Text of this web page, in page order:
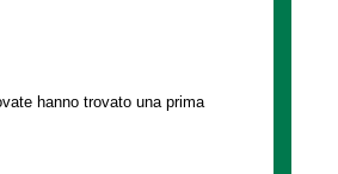
hanno trovato una prima